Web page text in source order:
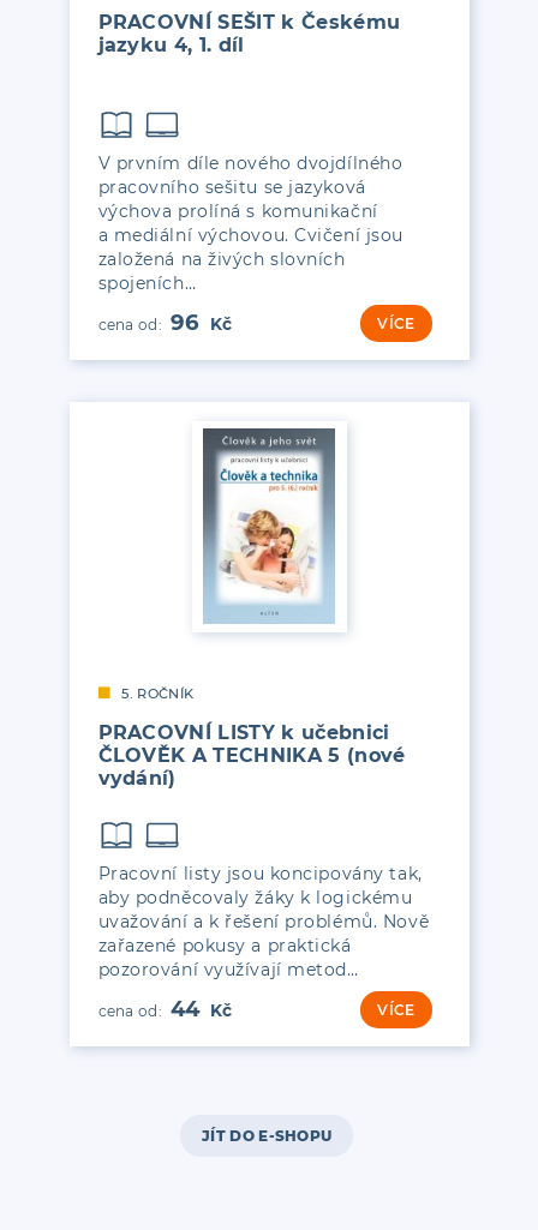
PRACOVNÍ SEŠIT k Českému
jazyku 4, 1. díl
V prvním díle nového dvojdílného
pracovního sešitu se jazyková
výchova prolíná s komunikační
a mediální výchovou. Cvičení jsou
založená na živých slovních
spojeních…
96 VÍCE
5. ROČNÍK
PRACOVNÍ LISTY k učebnici
ČLOVĚK A TECHNIKA 5 (nové
vydání)
Pracovní listy jsou koncipovány tak,
aby podněcovaly žáky k logickému
uvažování a k řešení problémů. Nově
zařazené pokusy a praktická
pozorování využívají metod…
44 VÍCE
JÍT DO E-SHOPU